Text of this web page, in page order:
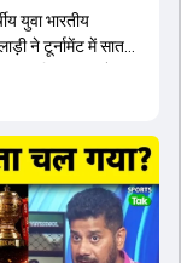
युवा भारतीय
ने टूर्नामेंट में सात
का खिताब अपने नाम
कप्तान और
के प्रदर्शन पर
कर दिया है जो
इंग्लैंड के पूर्व कप्तान
की सबसे बड़ी बात इस
में भारी भीड़ उमड़ती